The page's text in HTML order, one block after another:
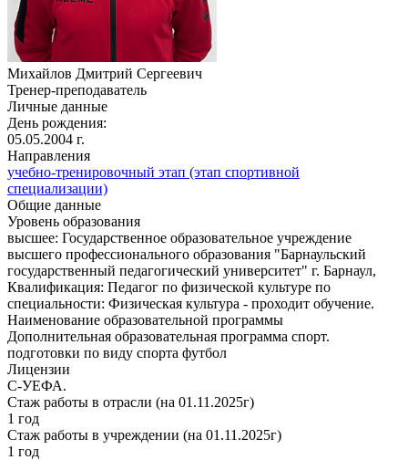
Михайлов Дмитрий Сергеевич
Тренер-преподаватель
Личные данные
День рождения:
05.05.2004 г.
Направления
учебно-тренировочный этап (этап спортивной
специализации)
Общие данные
Уровень образования
высшее: Государственное образовательное учреждение
высшего профессионального образования "Барнаульский
государственный педагогический университет" г. Барнаул,
Квалификация: Педагог по физической культуре по
специальности: Физическая культура - проходит обучение.
Наименование образовательной программы
Дополнительная образовательная программа спорт.
подготовки по виду спорта футбол
Лицензии
С-УЕФА.
Стаж работы в отрасли (на 01.11.2025г)
1 год
Стаж работы в учреждении (на 01.11.2025г)
1 год